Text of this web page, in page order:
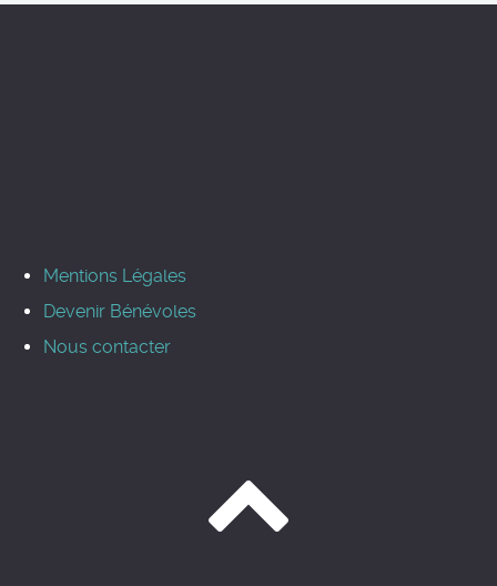
Mentions Légales
Devenir Bénévoles
Nous contacter